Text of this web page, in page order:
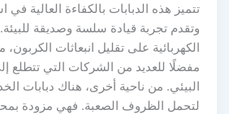
تتميز هذه الدبابات بالكفاءة العالية في
وتقدم تجربة قيادة سلسة وصديقة للبيئة.
الكهربائية على تقليل انبعاثات الكربون،
مفضلًا للعديد من الشركات التي تتطلع إلى
البيئي. من ناحية أخرى، هناك دبابات
لتحمل الظروف الصعبة. فهي مزودة